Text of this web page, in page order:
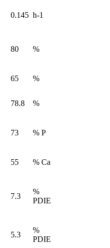
0.145 h-1
80 %
65
%
78.8 %
73 % P
55 % Ca
7.3
%
PDIE
5.3
%
PDIE